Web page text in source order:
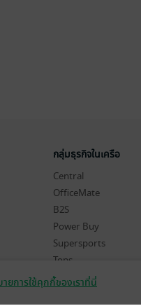
กลุ่มธุรกิจในเครือ
Central
OfficeMate
B2S
Power Buy
Supersports
Tops
Hytexts
สมั
ายการใช้คุกกี้ของเราที่นี่